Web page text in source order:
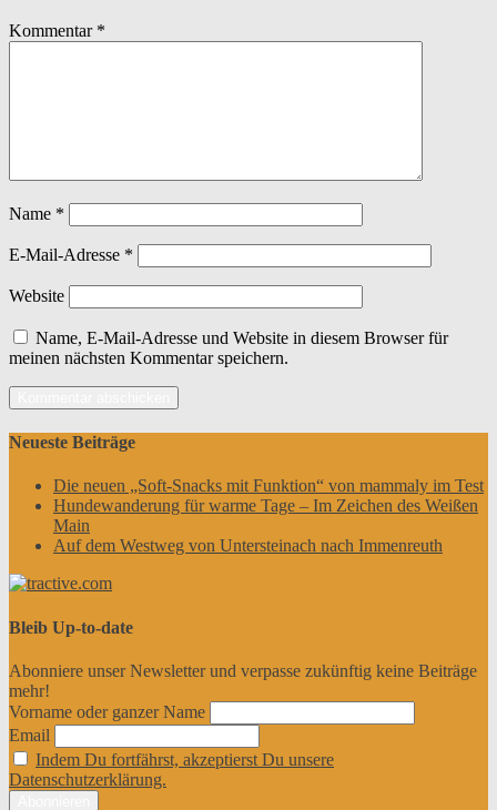
Kommentar *
Name *
E-Mail-Adresse *
Website
Name, E-Mail-Adresse und Website in diesem Browser für
meinen nächsten Kommentar speichern.
Neueste Beiträge
Die neuen „Soft-Snacks mit Funktion“ von mammaly im Test
Hundewanderung für warme Tage – Im Zeichen des Weißen
Main
Auf dem Westweg von Untersteinach nach Immenreuth
Bleib Up-to-date
Abonniere unser Newsletter und verpasse zukünftig keine Beiträge
mehr!
Vorname oder ganzer Name
Email
Indem Du fortfährst, akzeptierst Du unsere
Datenschutzerklärung.